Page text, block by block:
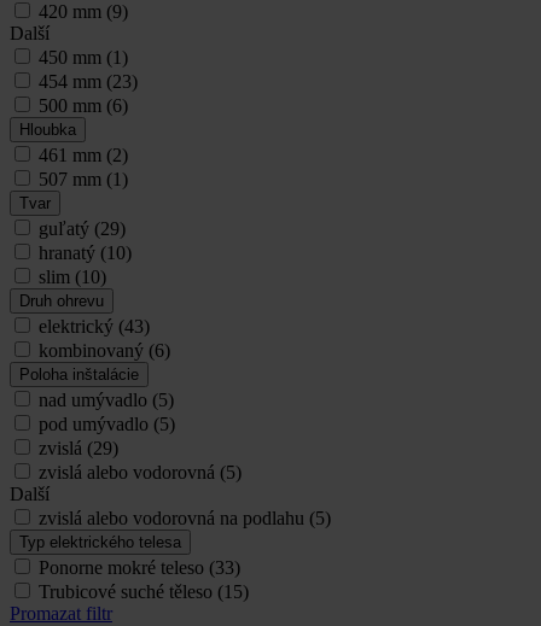
420 mm (9)
Další
450 mm (1)
454 mm (23)
500 mm (6)
Hloubka
461 mm (2)
507 mm (1)
Tvar
guľatý (29)
hranatý (10)
slim (10)
Druh ohrevu
elektrický (43)
kombinovaný (6)
Poloha inštalácie
nad umývadlo (5)
pod umývadlo (5)
zvislá (29)
zvislá alebo vodorovná (5)
Další
zvislá alebo vodorovná na podlahu (5)
Typ elektrického telesa
Ponorne mokré teleso (33)
Trubicové suché těleso (15)
Promazat filtr